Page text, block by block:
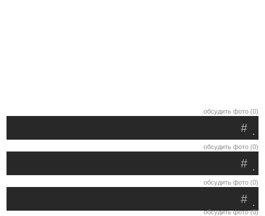
обсудить фото (0)
.
#
обсудить фото (0)
.
#
обсудить фото (0)
.
#
обсудить фото (0)